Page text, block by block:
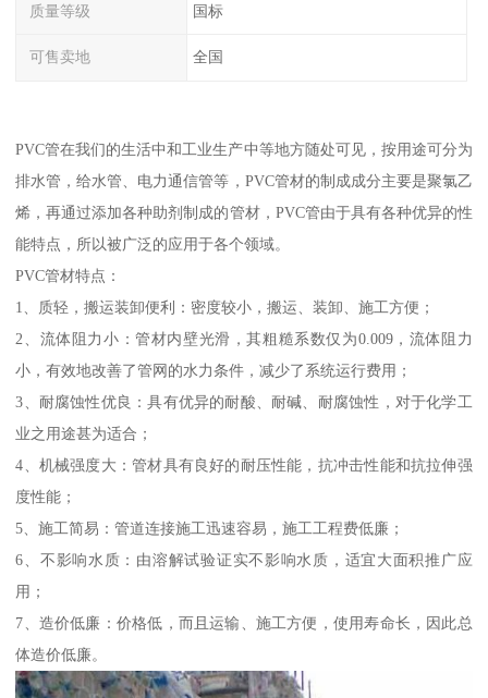
质量等级 国标
可售卖地 全国
PVC管在我们的生活中和工业生产中等地方随处可见，按用途可分为
排水管，给水管、电力通信管等，PVC管材的制成成分主要是聚氯乙
烯，再通过添加各种助剂制成的管材，PVC管由于具有各种优异的性
能特点，所以被广泛的应用于各个领域。
PVC管材特点：
1、质轻，搬运装卸便利：密度较小，搬运、装卸、施工方便；
2、流体阻力小：管材内壁光滑，其粗糙系数仅为0.009，流体阻力
小，有效地改善了管网的水力条件，减少了系统运行费用；
3、耐腐蚀性优良：具有优异的耐酸、耐碱、耐腐蚀性，对于化学工
业之用途甚为适合；
4、机械强度大：管材具有良好的耐压性能，抗冲击性能和抗拉伸强
度性能；
5、施工简易：管道连接施工迅速容易，施工工程费低廉；
6、不影响水质：由溶解试验证实不影响水质，适宜大面积推广应
用；
7、造价低廉：价格低，而且运输、施工方便，使用寿命长，因此总
体造价低廉。